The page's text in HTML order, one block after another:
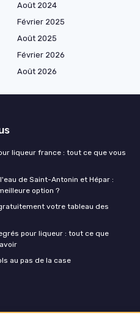
Août 2024
Février 2025
Août 2025
Février 2026
Août 2026
liqueur france : tout ce que vous
de Saint-Antonin et Hépar :
option ?
votre tableau des
pour liqueur : tout ce que
au pas de la case